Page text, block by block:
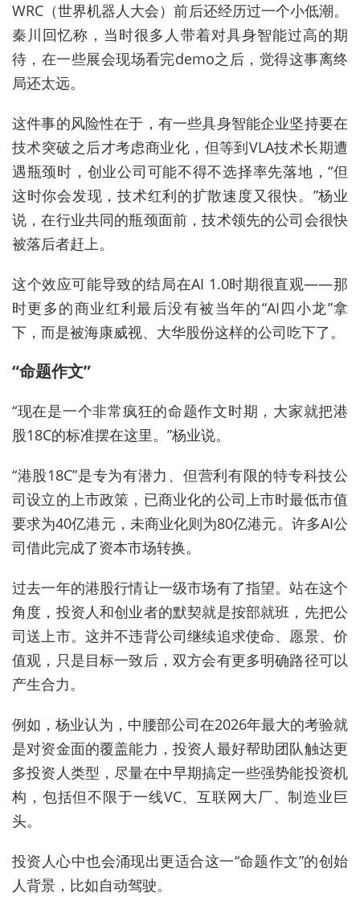
WRC（世界机器人大会）前后还经历过一个小低潮。
秦川回忆称，当时很多人带着对具身智能过高的期
待，在一些展会现场看完demo之后，觉得这事离终
局还太远。
这件事的风险性在于，有一些具身智能企业坚持要在
技术突破之后才考虑商业化，但等到VLA技术长期遭
遇瓶颈时，创业公司可能不得不选择率先落地，“但
这时你会发现，技术红利的扩散速度又很快。”杨业
说，在行业共同的瓶颈面前，技术领先的公司会很快
被落后者赶上。
这个效应可能导致的结局在AI 1.0时期很直观——那
时更多的商业红利最后没有被当年的“AI四小龙”拿
下 ，而是被海康威视、大华股份这样的公司吃下了。
“命题作文”
“现在是一个非常疯狂的命题作文时期，大家就把港
股18C的标准摆在这里。”杨业说。
“港股18C”是专为有潜力、但营利有限的特专科技公
司设立的上市政策，已商业化的公司上市时最低市值
要求为40亿港元，未商业化则为80亿港元‌。许多AI公
司借此完成了资本市场转换。
过去一年的港股行情让一级市场有了指望。站在这个
角度，投资人和创业者的默契就是按部就班 ， 先把公
司送上市。这并不违背公司继续追求使命、愿景、价
值观，只是目标一致后，双方会有更多明确路径可以
产生合力。
例如，杨业认为，中腰部公司在2026年最大的考验就
是对资金面的覆盖能力，投资人最好帮助团队触达更
多投资人类型，尽量在中早期搞定一些强势能投资机
构，包括但不限于一线VC、互联网大厂、制造业巨
头。
投资人心中也会涌现出更适合这一“命题作文”的创始
人背景，比如自动驾驶。